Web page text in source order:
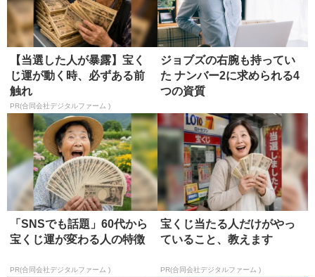
【当選した人が暴露】宝く
じ運が動く時、必ずある前
触れ
PR(合同会社デジタルファーム )
ジョブズの右腕も持ってい
た ナンバー2に求められる4
つの資質
「SNSでも話題」60代から
宝くじ運が変わる人の特徴
PR(合同会社デジタルファーム )
宝くじ当たる人だけがやっ
ていること、教えます
PR(合同会社デジタルファーム )